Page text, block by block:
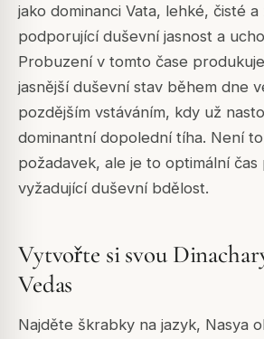
jako dominanci Vata, lehké, čisté a
podporující duševní jasnost a
Probuzení v tomto čase
jasnější duševní stav během dne
pozdějším vstáváním, kdy už
dominantní dopolední tíha. Není
požadavek, ale je to optimální
vyžadující duševní bdělost.
Vytvořte si svou
Vedas
Najděte škrabky na jazyk, Nasya